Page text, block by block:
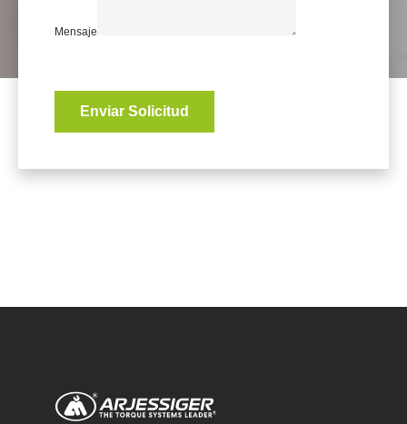
Mensaje
Enviar Solicitud